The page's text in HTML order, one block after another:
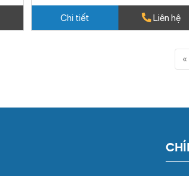
Chi tiết Liên hệ
«